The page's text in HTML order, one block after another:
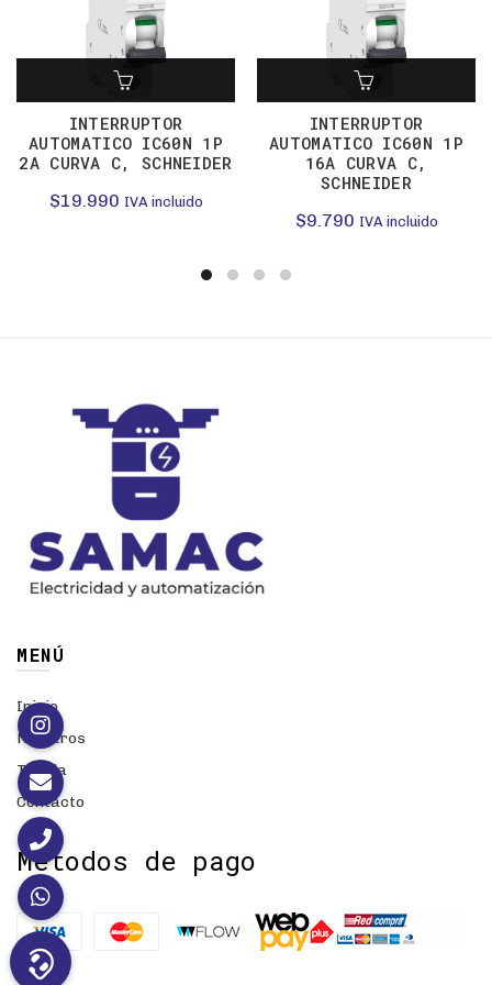
INTERRUPTOR
AUTOMATICO IC60N 1P
2A CURVA C, SCHNEIDER
$19.990 IVA incluido
INTERRUPTOR
AUTOMATICO IC60N 1P
16A CURVA C,
SCHNEIDER
$9.790 IVA incluido
MENÚ
Inicio
Nosotros
Tienda
Contacto
Métodos de pago